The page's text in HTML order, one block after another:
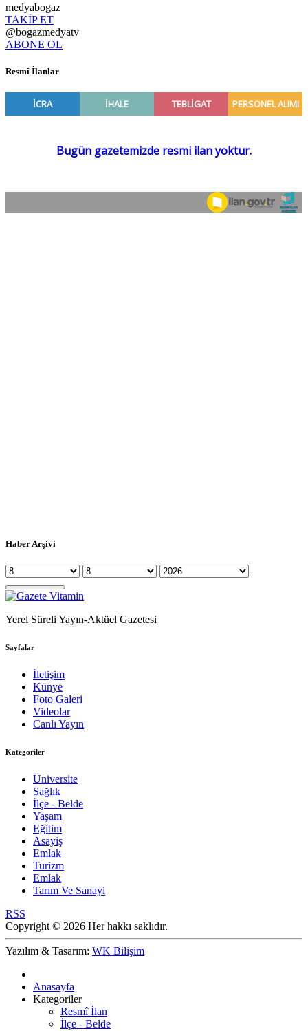
medyabogaz
TAKİP ET
@bogazmedyatv
ABONE OL
Resmî İlanlar
Haber Arşivi
Yerel Süreli Yayın-Aktüel Gazetesi
Sayfalar
İletişim
Künye
Foto Galeri
Videolar
Canlı Yayın
Kategoriler
Üniversite
Sağlık
İlçe - Belde
Yaşam
Eğitim
Asayiş
Emlak
Turizm
Emlak
Tarım Ve Sanayi
RSS
Copyright © 2026 Her hakkı saklıdır.
Yazılım & Tasarım: WK Bilişim
Anasayfa
Kategoriler
Resmî İlan
İlçe - Belde